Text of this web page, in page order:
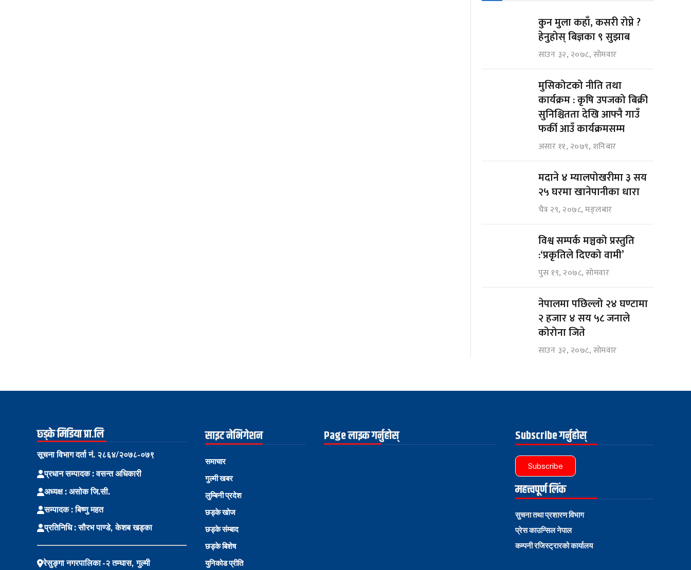
कुन मुला कहाँ, कसरी रोप्ने ?
हेनुहोस् बिज्ञका ९ सुझाब
साउन ३२, २०७८, सोमवार
मुसिकोटको नीति तथा
कार्यक्रम : कृषि उपजको बिक्री
सुनिश्चितता देखि आफ्नै गाउँ
फर्की आउँ कार्यक्रमसम्म
असार ११, २०७९, शनिबार
मदाने ४ म्यालपोखरीमा ३ सय
२५ घरमा खानेपानीका धारा
चैत्र २९, २०७८, मङ्लबार
विश्व सम्पर्क मञ्चको प्रस्तुति
:‘प्रकृतिले दिएको वामी’
पुस १९, २०७८, सोमवार
नेपालमा पछिल्लो २४ घण्टामा
२ हजार ४ सय ५८ जनाले
कोरोना जिते
साउन ३२, २०७८, सोमवार
छ्ड्के मिडिया प्रा.लि
सूचना विभाग दर्ता नं. २८६४/२०७८-०७९
प्रधान सम्पादक : वसन्त अधिकारी
अध्यक्ष : असोक जि.सी.
सम्पादक : बिष्णु महत
प्रतिनिधि : सौरभ पाण्डे, केशब खड्का
रेसुङ्गा नगरपालिका -२ तम्घास, गुल्मी
साइट नेभिगेशन
समाचार
गुल्मी खबर
लुम्बिनी प्रदेश
छड्के खोज
छड्के संम्बाद
छड्के बिशेष
युनिकोड प्रीति
Page लाइक गर्नुहोस् Subscribe गर्नुहोस्
Subscribe
महत्त्वपूर्ण लिंक
सुचना तथा प्रशारण विभाग
प्रेस काउन्सिल नेपाल
कम्पनी रजिस्ट्रारको कार्यालय